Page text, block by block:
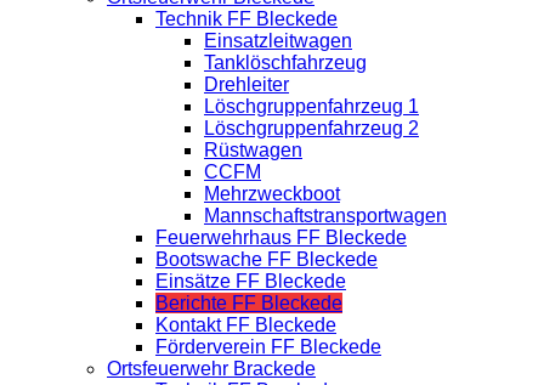
Technik FF Bleckede
Einsatzleitwagen
Tanklöschfahrzeug
Drehleiter
Löschgruppenfahrzeug 1
Löschgruppenfahrzeug 2
Rüstwagen
CCFM
Mehrzweckboot
Mannschaftstransportwagen
Feuerwehrhaus FF Bleckede
Bootswache FF Bleckede
Einsätze FF Bleckede
Berichte FF Bleckede
Kontakt FF Bleckede
Förderverein FF Bleckede
Ortsfeuerwehr Brackede